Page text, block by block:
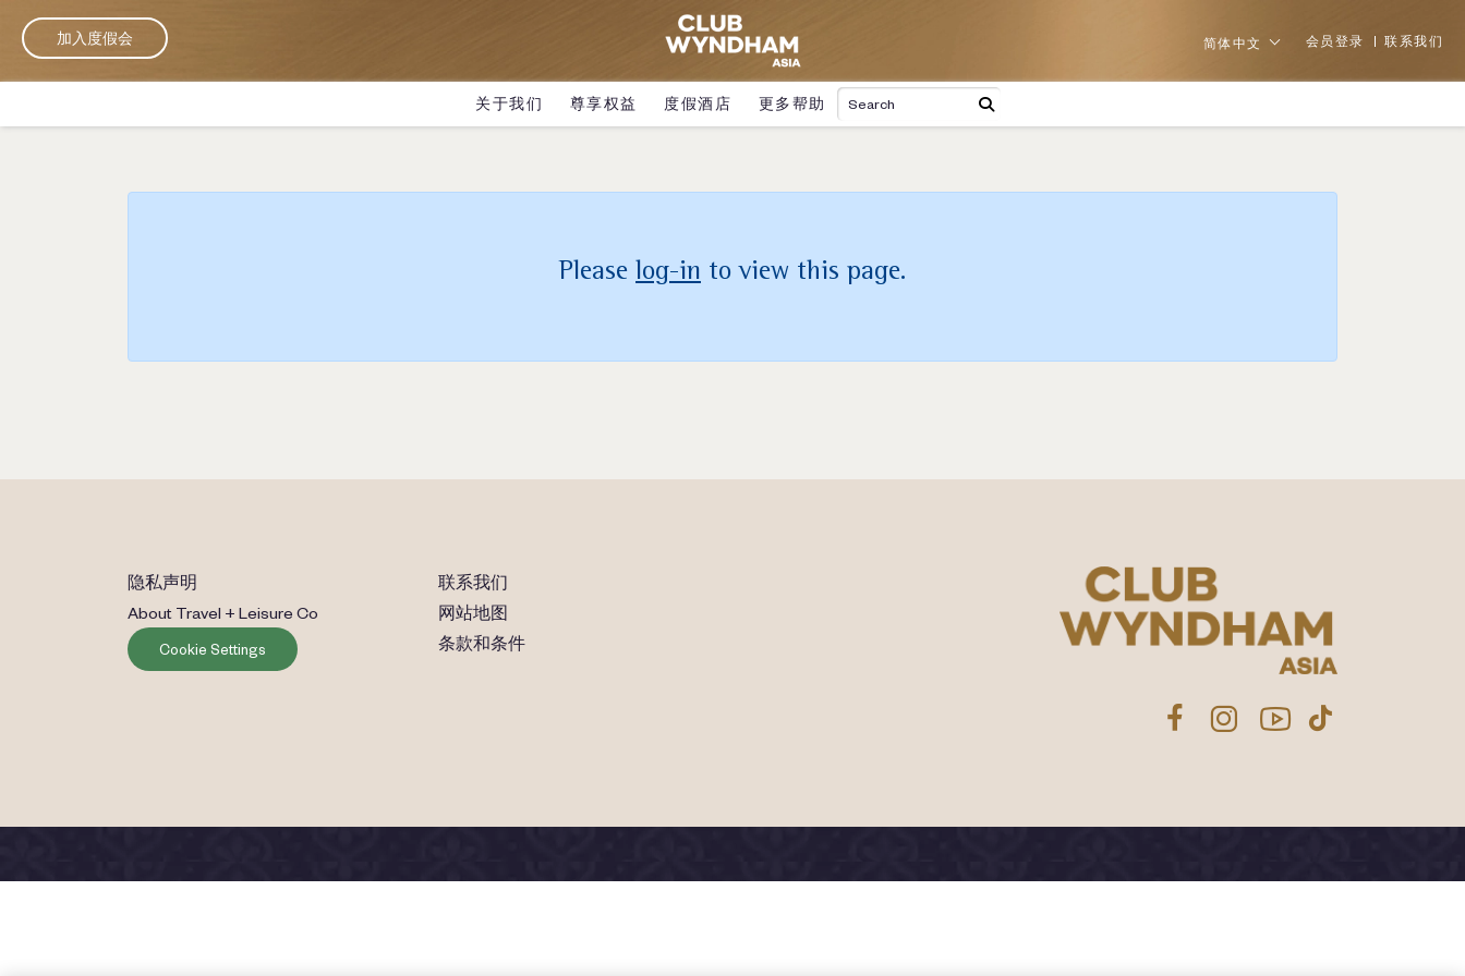
加入度假会 简体中文 会员登录 联系我们
关于我们 尊享权益 度假酒店 更多帮助
Please log-in to view this page.
隐私声明
About Travel + Leisure Co
Cookie Settings
联系我们
网站地图
条款和条件